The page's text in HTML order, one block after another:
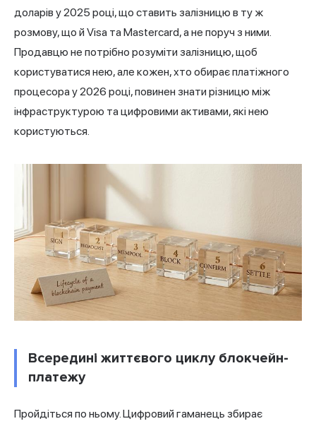
доларів у 2025 році, що ставить залізницю в ту ж
розмову, що й Visa та Mastercard, а не поруч з ними.
Продавцю не потрібно розуміти залізницю, щоб
користуватися нею, але кожен, хто обирає платіжного
процесора у 2026 році, повинен знати різницю між
інфраструктурою та цифровими активами, які нею
користуються.
Всередині життєвого циклу блокчейн-
платежу
Пройдіться по ньому. Цифровий гаманець збирає